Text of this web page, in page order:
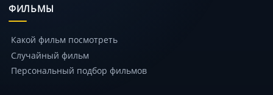
ФИЛЬМЫ
Какой фильм посмотреть
Случайный фильм
Персональный подбор фильмов